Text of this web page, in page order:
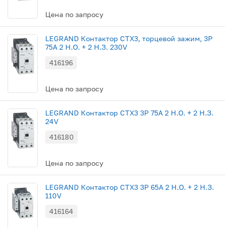
Цена по запросу
LEGRAND Контактор CTX3, торцевой зажим, 3P
75A 2 Н.О. + 2 Н.З. 230V
416196
Цена по запросу
LEGRAND Контактор CTX3 3P 75A 2 Н.О. + 2 Н.З.
24V
416180
Цена по запросу
LEGRAND Контактор CTX3 3P 65A 2 Н.О. + 2 Н.З.
110V
416164